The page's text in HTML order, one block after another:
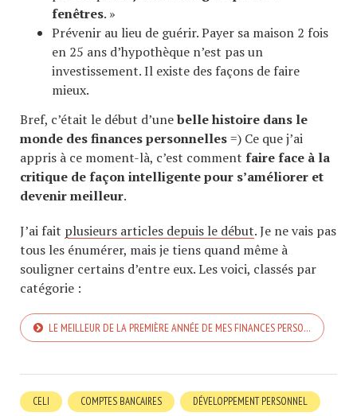
fenêtres. »
Prévenir au lieu de guérir. Payer sa maison 2 fois
en 25 ans d’hypothèque n’est pas un
investissement. Il existe des façons de faire
mieux.
Bref, c’était le début d’unebelle histoire dans le
monde des finances personnelles=) Ce que j’ai
appris à ce moment-là, c’est comment faire face à la
critique de façon intelligente pour s’améliorer et
devenir meilleur.
J’ai fait plusieurs articles depuis le début. Je ne vais pas
tous les énumérer, mais je tiens quand même à
souligner certains d’entre eux. Les voici, classés par
catégorie :
LE MEILLEUR DE LA PREMIÈRE ANNÉE DE MES FINANCES PERSO…
CELI COMPTES BANCAIRES DÉVELOPPEMENT PERSONNEL